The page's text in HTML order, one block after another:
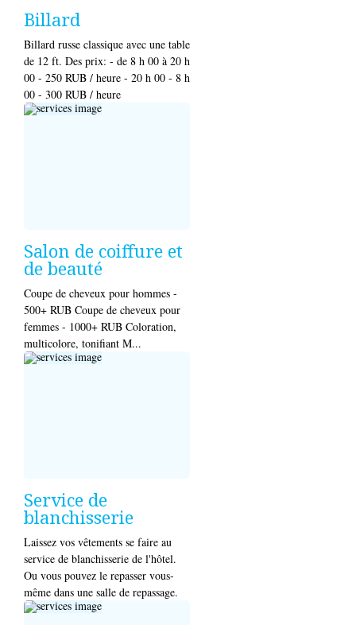
Billard
Billard russe classique avec une table
de 12 ft. Des prix: - de 8 h 00 à 20 h
00 - 250 RUB / heure - 20 h 00 - 8 h
00 - 300 RUB / heure
Salon de coiffure et
de beauté
Coupe de cheveux pour hommes -
500+ RUB Coupe de cheveux pour
femmes - 1000+ RUB Coloration,
multicolore, tonifiant M...
Service de
blanchisserie
Laissez vos vêtements se faire au
service de blanchisserie de l'hôtel.
Ou vous pouvez le repasser vous-
même dans une salle de repassage.